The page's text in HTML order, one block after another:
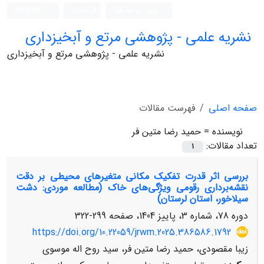
نشریه علمی - پژوهشی مرتع و آبخیزداری
نشریه علمی - پژوهشی مرتع و آبخیزداری
صفحه اصلی
فهرست مقالات
نویسنده = حمید رضا متین فر
تعداد مقالات:
1
بررسی اثر قدرت تفکیک مکانی متغیرهای محیطی بر دقت
نقشه‌برداری رقومی ویژگی‌های خاک (مطالعه موردی: دشت
سیلاخور، استان لرستان)
دوره 78، شماره 3، پاییز 1404، صفحه
299-322
https://doi.org/10.22059/jrwm.2025.386586.1792
زیبا مقصودی، حمید رضا متین فر، سید روح اله موسوی